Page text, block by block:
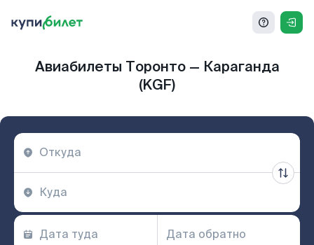
Авиабилеты Торонто — Караганда
(KGF)